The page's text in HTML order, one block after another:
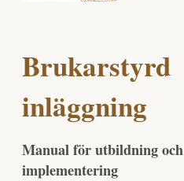
Brukarstyrd
inläggning
Manual för utbildning och
implementering